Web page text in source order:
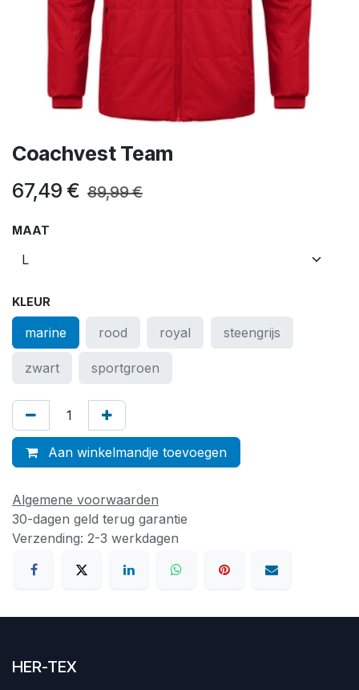
Coachvest Team
67,49 € 89,99€
MAAT
KLEUR
marine rood royal steengrijs
zwart sportgroen
Aan winkelmandje toevoegen
Algemene voorwaarden
30-dagen geld terug garantie
Verzending: 2-3 werkdagen
HER-TEX